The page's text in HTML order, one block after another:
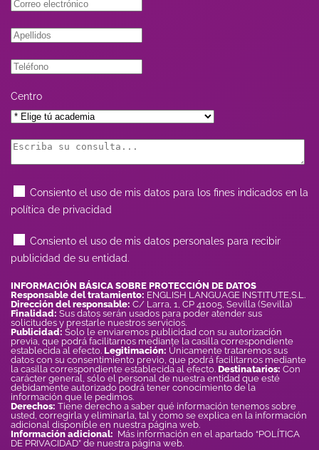
Centro
Consiento el uso de mis datos para los fines indicados en la
política de privacidad
Consiento el uso de mis datos personales para recibir
publicidad de su entidad.
INFORMACIÓN BÁSICA SOBRE PROTECCIÓN DE DATOS
Responsable del tratamiento: ENGLISH LANGUAGE INSTITUTE,S.L.
Dirección del responsable: C/ Larra, 1, CP 41005, Sevilla (Sevilla)
Finalidad: Sus datos serán usados para poder atender sus
solicitudes y prestarle nuestros servicios.
Publicidad: Solo le enviaremos publicidad con su autorización
previa, que podrá facilitarnos mediante la casilla correspondiente
establecida al efecto. Legitimación: Únicamente trataremos sus
datos con su consentimiento previo, que podrá facilitarnos mediante
la casilla correspondiente establecida al efecto. Destinatarios: Con
carácter general, sólo el personal de nuestra entidad que esté
debidamente autorizado podrá tener conocimiento de la
información que le pedimos.
Derechos: Tiene derecho a saber qué información tenemos sobre
usted, corregirla y eliminarla, tal y como se explica en la información
adicional disponible en nuestra página web.
Información adicional: Más información en el apartado “POLÍTICA
DE PRIVACIDAD” de nuestra página web.